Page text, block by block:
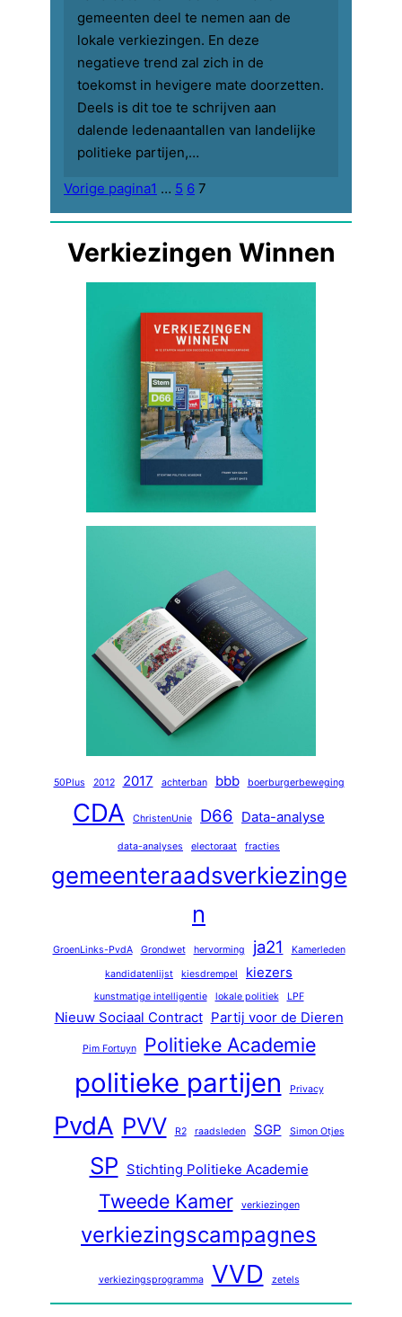
gemeenten deel te nemen aan de
lokale verkiezingen. En deze
negatieve trend zal zich in de
toekomst in hevigere mate doorzetten.
Deels is dit toe te schrijven aan
dalende ledenaantallen van landelijke
politieke partijen,…
Vorige pagina1 … 5 6 7
Verkiezingen Winnen
50Plus 2012 2017 achterban bbb boerburgerbeweging
CDA ChristenUnie D66 Data-analyse
data-analyses electoraat fracties
gemeenteraadsverkiezinge
n
GroenLinks-PvdA Grondwet hervorming ja21 Kamerleden
kandidatenlijst kiesdrempel kiezers
kunstmatige intelligentie lokale politiek LPF
Nieuw Sociaal Contract Partij voor de Dieren
Pim Fortuyn Politieke Academie
politieke partijen Privacy
PvdA PVV R2 raadsleden SGP Simon Otjes
SP Stichting Politieke Academie
Tweede Kamer verkiezingen
verkiezingscampagnes
verkiezingsprogramma VVD zetels